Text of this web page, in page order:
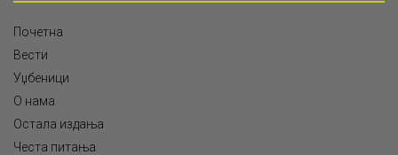
Почетна
Вести
Уџбеници
О нама
Остала издања
Честа питања